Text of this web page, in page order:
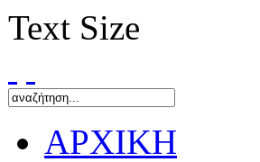
Text Size
ΑΡΧΙΚΗ